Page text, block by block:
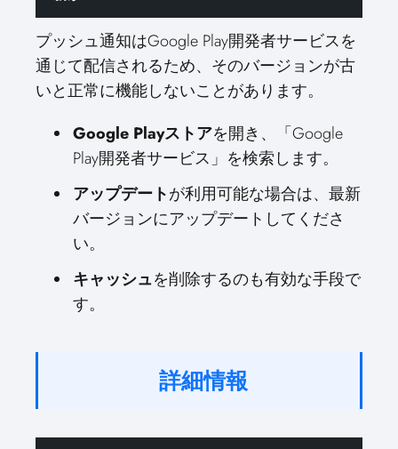
プッシュ通知はGoogle Play開発者サービスを
通じて配信されるため、そのバージョンが古
いと正常に機能しないことがあります。
Google Playストアを開き、「Google
Play開発者サービス」を検索します。
アップデートが利用可能な場合は、最新
バージョンにアップデートしてくださ
い。
キャッシュを削除するのも有効な手段で
す。
詳細情報